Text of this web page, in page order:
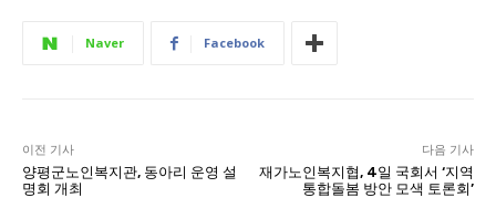
Naver Facebook
이전 기사
양평군노인복지관, 동아리 운영 설
명회 개최
다음 기사
재가노인복지협, 4일 국회서 ‘지역
통합돌봄 방안 모색 토론회’